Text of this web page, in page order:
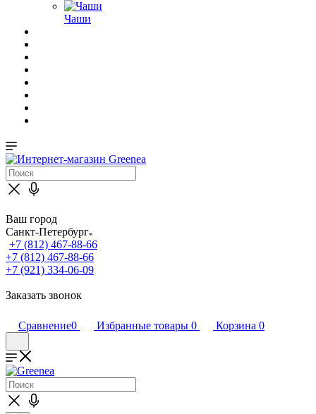
Чаши
Ваш город
Санкт-Петербург
+7 (812) 467-88-66
+7 (812) 467-88-66
+7 (921) 334-06-09
Заказать звонок
Сравнение0 Избранные товары 0 Корзина 0